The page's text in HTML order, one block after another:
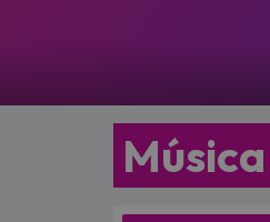
Música